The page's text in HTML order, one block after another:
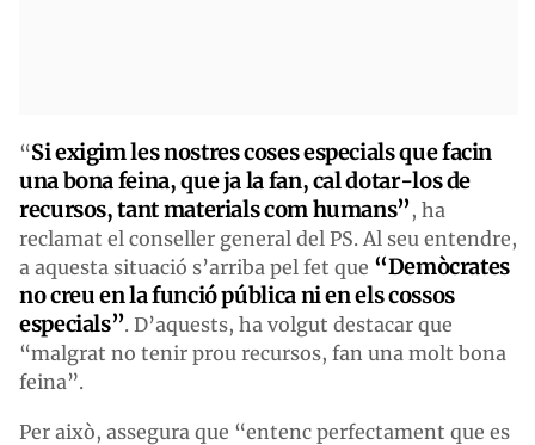
“Si exigim les nostres coses especials que facin
una bona feina, quejala fan, cal dotar-los de
recursos, tant materials com humans”, ha
reclamat el conseller general del PS. Al seu entendre,
a aquesta situació s’arriba pel fet que “Demòcrates
no creu en la funció pública ni en els cossos
especials”. D’aquests, ha volgut destacar que
“malgrat no tenir prou recursos, fan una molt bona
feina”.
Per això, assegura que “entenc perfectament que es